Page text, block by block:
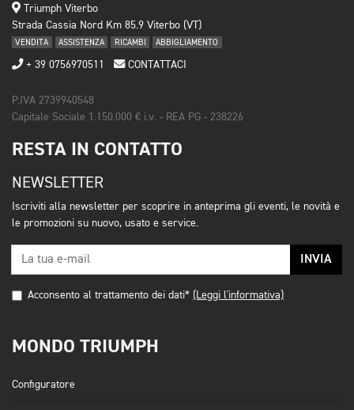
Triumph Viterbo
Strada Cassia Nord Km 85.9 Viterbo (VT)
VENDITA ASSISTENZA RICAMBI ABBIGLIAMENTO
+ 39 0756970511 CONTATTACI
P.IVA 2739940548
Capitale Sociale 1.150.000 € i.v. - REA PG - 238226
RESTA IN CONTATTO
NEWSLETTER
Iscriviti alla newsletter per scoprire in anteprima gli eventi, le novità e
le promozioni su nuovo, usato e service.
INVIA
Acconsento al trattamento dei dati* (Leggi l'informativa)
MONDO TRIUMPH
Configuratore